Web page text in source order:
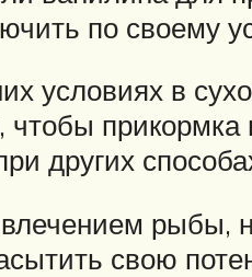
по своему
условиях в
других
рыбы,
свою